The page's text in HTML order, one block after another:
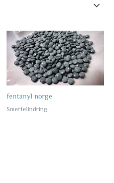
fentanyl norge
Smertelindring